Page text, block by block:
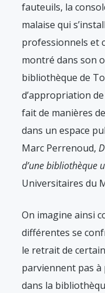
fauteuils, la
malaise qui
professionnels et
montré dans son
bibliothèque de
d’appropriation de
fait de manières
dans un espace
Marc Perrenoud,
d’une bibliothèque
Universitaires du
On imagine ainsi
différentes se
le retrait de
parviennent pas
dans la